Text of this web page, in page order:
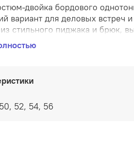
двойка бордового
вариант для деловых встреч
стильного пиджака и брюк,
Пиджак имеет две пуговицы и
кроя со стрелками.
Турция
52, 54, 56